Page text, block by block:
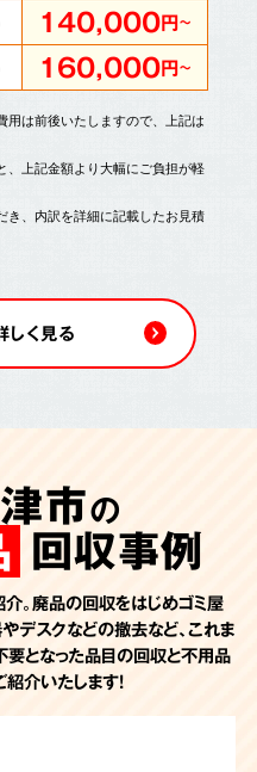
140,000円～
160,000円～
は前後いたしますので、上記は
上記金額より大幅にご負担が軽
、内訳を詳細に記載したお見積
しく見る
市の
回収事例
。廃品の回収をはじめゴミ屋
デスクなどの撤去など、これま
となった品目の回収と不用品
介いたします！
整理